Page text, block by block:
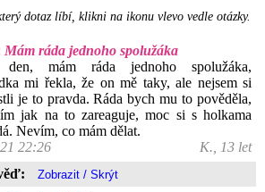
dotaz líbí, klikni na ikonu vlevo vedle otázky.
Mám ráda jednoho spolužáka
den, mám ráda jednoho spolužáka,
mi řekla, že on mě taky, ale nejsem si
je to pravda. Ráda bych mu to pověděla,
jak na to zareaguje, moc si s holkama
Nevím, co mám dělat.
22:26
K., 13 let